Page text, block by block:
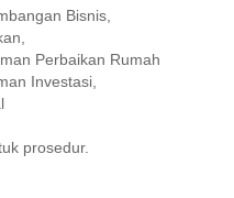
Bisnis,
Perbaikan Rumah
Investasi,
prosedur.